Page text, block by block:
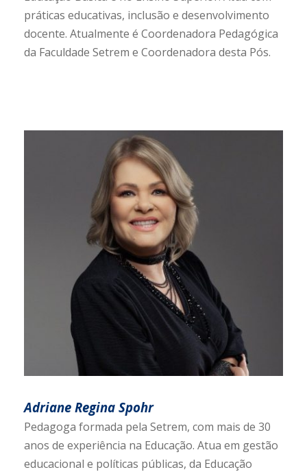
práticas educativas, inclusão e desenvolvimento
docente. Atualmente é Coordenadora Pedagógica
da Faculdade Setrem e Coordenadora desta Pós.
Adriane Regina Spohr
Pedagoga formada pela Setrem, com mais de 30
anos de experiência na Educação. Atua em gestão
educacional e políticas públicas, da Educação